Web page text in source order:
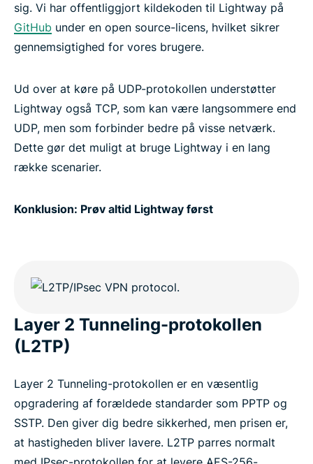
sig. Vi har offentliggjort kildekoden til Lightway på
GitHub under en open source-licens, hvilket sikrer
gennemsigtighed for vores brugere.
Ud over at køre på UDP-protokollen understøtter
Lightway også TCP, som kan være langsommere end
UDP, men som forbinder bedre på visse netværk.
Dette gør det muligt at bruge Lightway i en lang
række scenarier.
Konklusion: Prøv altid Lightway først
Layer 2 Tunneling-protokollen
(L2TP)
Layer 2 Tunneling-protokollen er en væsentlig
opgradering af forældede standarder som PPTP og
SSTP. Den giver dig bedre sikkerhed, men prisen er,
at hastigheden bliver lavere. L2TP parres normalt